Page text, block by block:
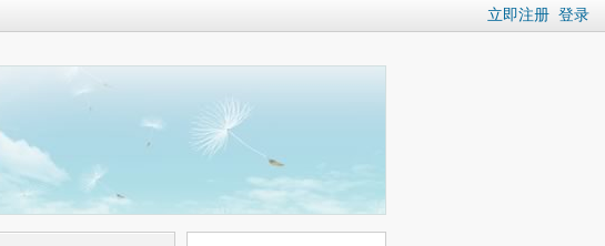
立即注册 登录